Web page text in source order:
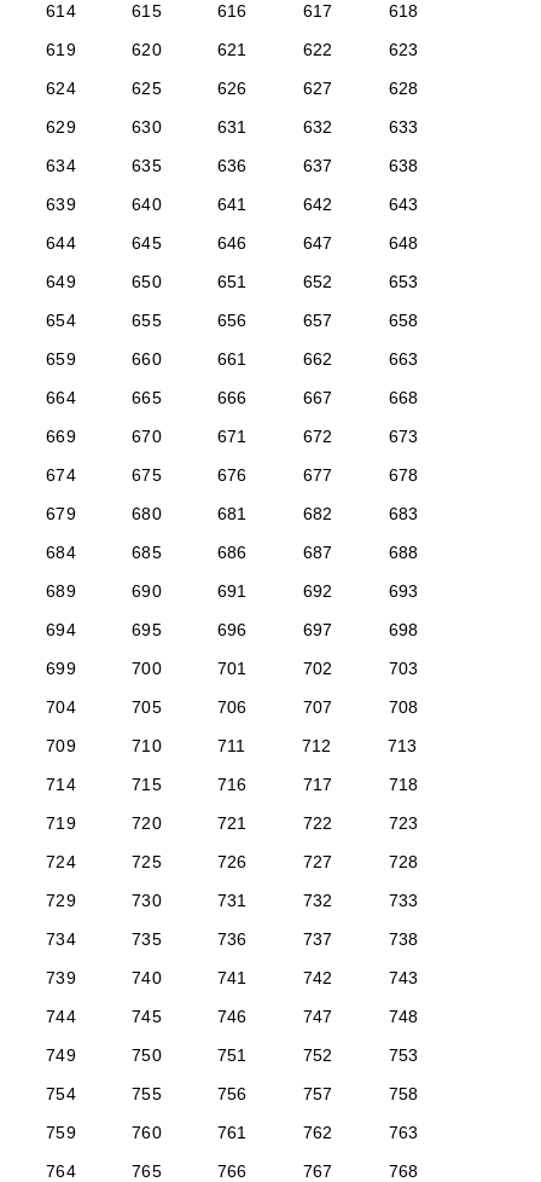
614
615 616 617
618
619
620 621 622
623
624
625 626 627
628
629
630 631 632
633
634
635 636 637
638
639
640 641 642
643
644
645 646 647
648
649
650 651 652
653
654
655 656 657
658
659
660 661 662
663
664
665 666 667
668
669
670 671 672
673
674
675 676 677
678
679
680 681 682
683
684
685 686 687
688
689
690 691 692
693
694
695 696 697
698
699
700 701 702
703
704
705 706 707
708
709
710 711 712
713
714
715 716 717
718
719
720 721 722
723
724
725 726 727
728
729
730 731 732
733
734
735 736 737
738
739
740 741 742
743
744
745 746 747
748
749
750 751 752
753
754
755 756 757
758
759
760 761 762
763
764
765 766 767
768